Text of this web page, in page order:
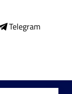
Telegram